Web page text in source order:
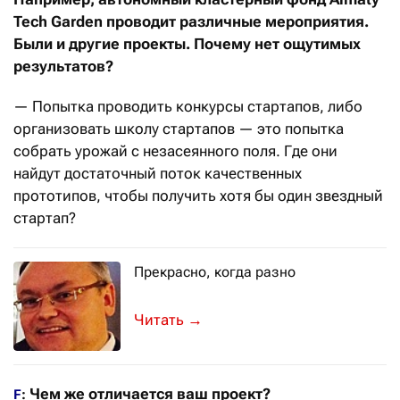
Tech Garden проводит различные мероприятия.
Были и другие проекты. Почему нет ощутимых
результатов?
— Попытка проводить конкурсы стартапов, либо
организовать школу стартапов — это попытка
собрать урожай с незасеянного поля. Где они
найдут достаточный поток качественных
прототипов, чтобы получить хотя бы один звездный
стартап?
Прекрасно, когда разно
Америка уверена: разнообразие
→
F: Чем же отличается ваш проект?